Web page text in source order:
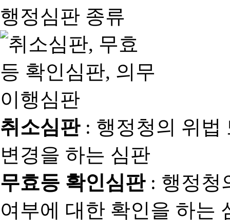
행정심판 종류
취소심판: 행정청의 위법
변경을 하는 심판
무효등 확인심판: 행정청
여부에 대한 확인을 하는